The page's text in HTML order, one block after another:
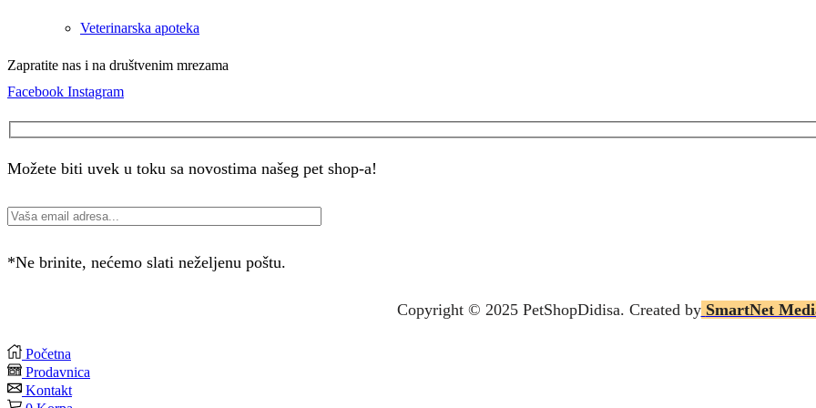
Veterinarska apoteka
Zapratite nas i na društvenim mrezama
Facebook Instagram
Možete biti uvek u toku sa novostima našeg pet shop-a!
*Ne brinite, nećemo slati neželjenu poštu.
Copyright © 2025 PetShopDidisa. Created by SmartNet
Početna
Prodavnica
Kontakt